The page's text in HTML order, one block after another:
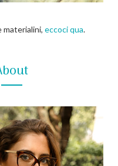
materialini, eccoci qua.